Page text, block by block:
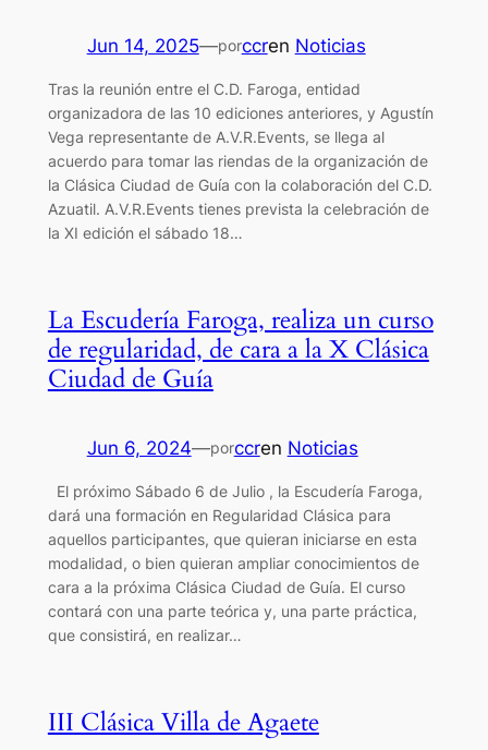
Jun 14, 2025—porccren Noticias
Tras la reunión entre el C.D. Faroga, entidad
organizadora de las 10 ediciones anteriores, y Agustín
Vega representante de A.V.R.Events, se llega al
acuerdo para tomar las riendas de la organización de
la Clásica Ciudad de Guía con la colaboración del C.D.
Azuatil. A.V.R.Events tienes prevista la celebración de
la XI edición el sábado 18…
La Escudería Faroga, realiza un curso
de regularidad, de cara a la X Clásica
Ciudad de Guía
Jun 6, 2024—porccren Noticias
El próximo Sábado 6 de Julio , la Escudería Faroga,
dará una formación en Regularidad Clásica para
aquellos participantes, que quieran iniciarse en esta
modalidad, o bien quieran ampliar conocimientos de
cara a la próxima Clásica Ciudad de Guía. El curso
contará con una parte teórica y, una parte práctica,
que consistirá, en realizar…
III Clásica Villa de Agaete